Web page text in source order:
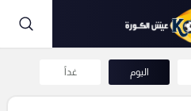
اليوم غداً